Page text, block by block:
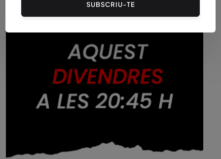
SUBSCRIU-TE